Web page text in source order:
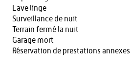
Lave linge
Surveillance de nuit
Terrain fermé la nuit
Garage mort
Réservation de prestations annexes